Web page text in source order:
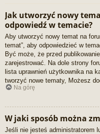
Jak utworzyć nowy
odpowiedź w temacie?
Aby utworzyć nowy temat na
temat”, aby odpowiedzieć w
Być może, że przed
zarejestrować. Na dole strony
lista uprawnień użytkownika na
tworzyć nowe tematy, Możesz
Na górę
W jaki sposób można
Jeśli nie jesteś administratorem